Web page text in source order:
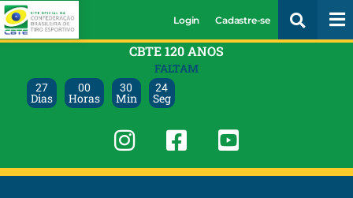
Login Cadastre-se
CBTE 120 ANOS
FALTAM
27
Dias
00
Horas
30
Min
22
Seg